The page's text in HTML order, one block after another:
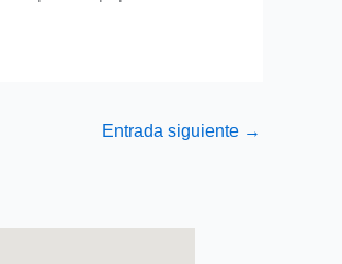
Entrada siguiente →